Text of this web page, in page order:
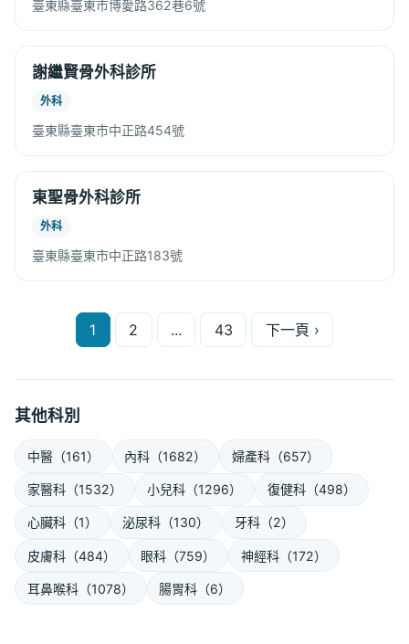
臺東縣臺東市博愛路362巷6號
謝繼賢骨外科診所
外科
臺東縣臺東市中正路454號
東聖骨外科診所
外科
臺東縣臺東市中正路183號
文
頁
1 2 ... 43 下一頁 ›
其他科別
中醫（161） 內科（1682） 婦產科（657）
家醫科（1532） 小兒科（1296） 復健科（498）
心臟科（1） 泌尿科（130） 牙科（2）
皮膚科（484） 眼科（759） 神經科（172）
耳鼻喉科（1078） 腸胃科（6）